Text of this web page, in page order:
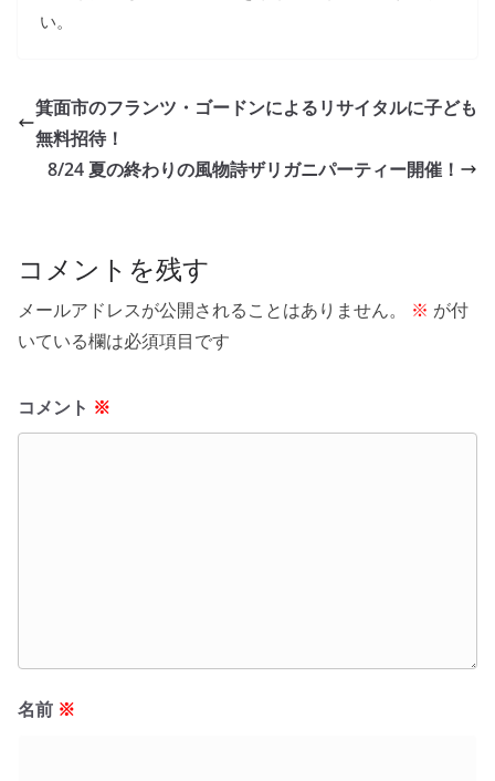
い。
箕面市のフランツ・ゴードンによるリサイタルに子ども
無料招待！
8/24 夏の終わりの風物詩ザリガニパーティー開催！
コメントを残す
メールアドレスが公開されることはありません。 ※ が付
いている欄は必須項目です
コメント ※
名前 ※